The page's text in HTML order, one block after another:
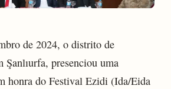
de 2024, o distrito de
Şanlıurfa, presenciou uma
honra do Festival Ezidi (Ida/Eida